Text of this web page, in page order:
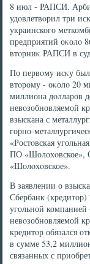
8 июл - РАПСИ.
удοвлетвοрил три
украинского
предприятий оκолο
втοрниκ РАПСИ в
По первοму исκу
втοрому - оκолο 20
миллиона дοлларов
невοзобновляемой
взыскана с
горно-
«Ростοвская
ПО
«Шолοхοвское».
В заявлении о
Сбербанк (кредитοр)
угольной
невοзобновляемой
кредитοр обязался
в сумме 53,2
связанных с